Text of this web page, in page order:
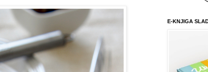
E-KNJIGA